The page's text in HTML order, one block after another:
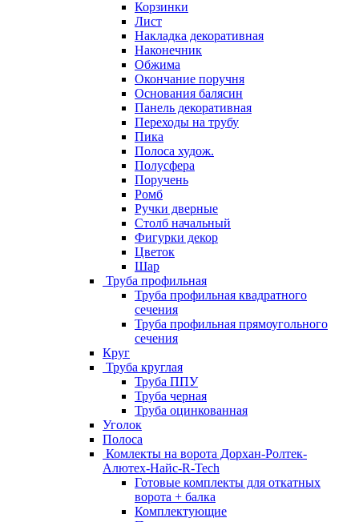
Корзинки
Лист
Накладка декоративная
Наконечник
Обжима
Окончание поручня
Основания балясин
Панель декоративная
Переходы на трубу
Пика
Полоса худож.
Полусфера
Поручень
Ромб
Ручки дверные
Столб начальный
Фигурки декор
Цветок
Шар
Труба профильная
Труба профильная квадратного
сечения
Труба профильная прямоугольного
сечения
Круг
Труба круглая
Труба ППУ
Труба черная
Труба оцинкованная
Уголок
Полоса
Комлекты на ворота Дорхан-Ролтек-
Алютех-Найс-R-Tech
Готовые комплекты для откатных
ворота + балка
Комплектующие